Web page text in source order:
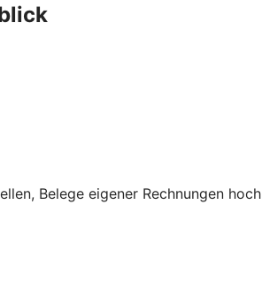
Belege eigener Rechnungen